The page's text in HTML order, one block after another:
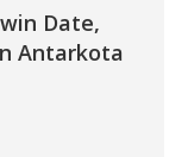
Date,
Antarkota